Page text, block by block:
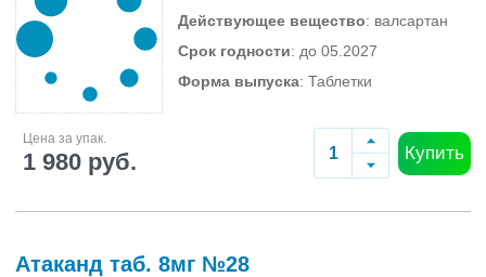
Действующее вещество: валсартан
Срок годности: до 05.2027
Форма выпуска: Таблетки
Цена за упак.
1 980 руб. Купить
Атаканд таб. 8мг №28